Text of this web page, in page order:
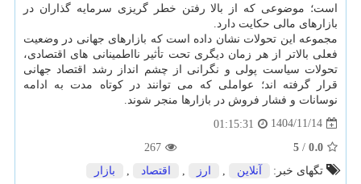
است؛ موضوعی که از بالا رفتن خطر گریزی سرمایه گذاران در
بازارهای مالی حکایت دارد.
مجموعه این تحولات نشان داده است که بازارهای جهانی در وضعیت
فعلی بالاتر از هر زمان دیگری تحت تأثیر نااطمینانی های اقتصادی،
تحولات سیاست پولی و نگرانی از چشم انداز رشد اقتصاد جهانی
قرار گرفته اند؛ عواملی که می توانند در کوتاه مدت به ادامه
نوسانات و فشار فروش در بازارها منجر شوند.
1404/11/14
01:15:31
0.0
/
5
267
تگهای خبر:
آنلاین ارز اقتصاد بازار